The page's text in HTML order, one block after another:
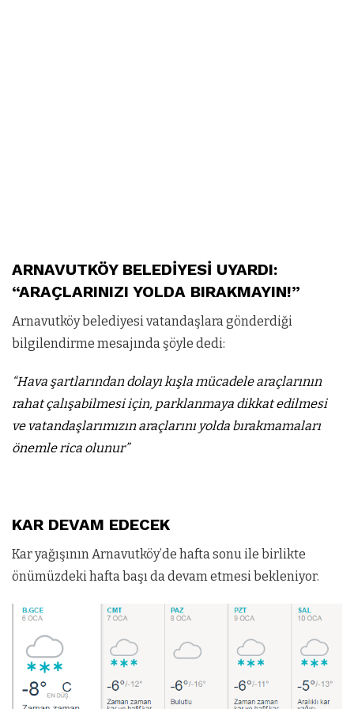
ARNAVUTKÖY BELEDİYESİ UYARDI:
“ARAÇLARINIZI YOLDA BIRAKMAYIN!”
Arnavutköy belediyesi vatandaşlara gönderdiği
bilgilendirme mesajında şöyle dedi:
“Hava şartlarından dolayı kışla mücadele araçlarının
rahat çalışabilmesi için, parklanmaya dikkat edilmesi
ve vatandaşlarımızın araçlarını yolda bırakmamaları
önemle rica olunur”
KAR DEVAM EDECEK
Kar yağışının Arnavutköy’de hafta sonu ile birlikte
önümüzdeki hafta başı da devam etmesi bekleniyor.